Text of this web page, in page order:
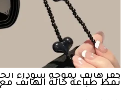
كفر هاتف بموجة سوداء
نمط طباعة حالة الهاتف